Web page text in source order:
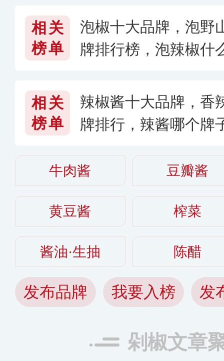
相关
榜单
泡椒十大品牌，泡野
牌排行榜，泡辣椒什
相关
榜单
辣椒酱十大品牌，香
牌排行，辣酱哪个牌
牛肉酱 豆瓣酱
黄豆酱 榨菜
酱油·生抽 陈醋
发布品牌 我要入榜 发
剁椒文章